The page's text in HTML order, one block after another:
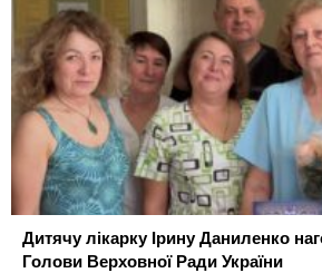
Дитячу лікарку Ірину Даниленко
Голови Верховної Ради України